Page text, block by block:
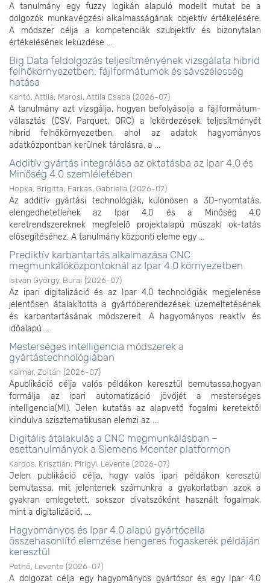
A tanulmány egy fuzzy logikán alapuló modellt mutat be a
dolgozók munkavégzési alkalmasságának objektív értékelésére.
A módszer célja a kompetenciák szubjektív és bizonytalan
értékelésének leküzdése ...
Big Data feldolgozás teljesítményének vizsgálata hibrid
felhőkörnyezetben: fájlformátumok és sávszélesség
hatása
Kantó, Attila; Marosi, Attila Csaba (2026-07)
A tanulmány azt vizsgálja, hogyan befolyásolja a fájlformátum-
választás (CSV, Parquet, ORC) a lekérdezések teljesítményét
hibrid felhőkörnyezetben, ahol az adatok hagyományos
adatközpontban kerülnek tárolásra, a ...
Additív gyártás integrálása az oktatásba az Ipar 4.0 és
Minőség 4.0 szemléletében
Hopka, Brigitta; Farkas, Gabriella (2026-07)
Az additív gyártási technológiák, különösen a 3D-nyomtatás,
elengedhetetlenek az Ipar 4.0 és a Minőség 4.0
keretrendszereknek megfelelő projektalapú műszaki ok-tatás
elősegítéséhez. A tanulmány központi eleme egy ...
Prediktív karbantartás alkalmazása CNC
megmunkálóközpontoknál az Ipar 4.0 környezetben
István György, Burai (2026-07)
Az ipari digitalizáció és az Ipar 4.0 technológiák megjelenése
jelentősen átalakította a gyártóberendezések üzemeltetésének
és karbantartásának módszereit. A hagyományos reaktív és
időalapú ...
Mesterséges intelligencia módszerek a
gyártástechnológiában
Kalmár, Zoltán (2026-07)
Apublikáció célja valós példákon keresztül bemutassa,hogyan
formálja az ipari automatizáció jövőjét a mesterséges
intelligencia(MI). Jelen kutatás az alapvető fogalmi keretektől
kiindulva szisztematikusan elemzi az ...
Digitális átalakulás a CNC megmunkálásban –
esettanulmányok a Siemens Mcenter platformon
Kardos, Krisztián; Pirigyi, Levente (2026-07)
Jelen publikáció célja, hogy valós ipari példákon keresztül
bemutassa, mit jelentenek számunkra a gyakorlatban azok a
gyakran emlegetett, sokszor divatszóként használt fogalmak,
mint a digitalizáció, ...
Hagyományos és Ipar 4.0 alapú gyártócella
összehasonlító elemzése hengeres fogaskerék példáján
keresztül
Pethő, Levente (2026-07)
A dolgozat célja egy hagyományos gyártósor és egy Ipar 4.0